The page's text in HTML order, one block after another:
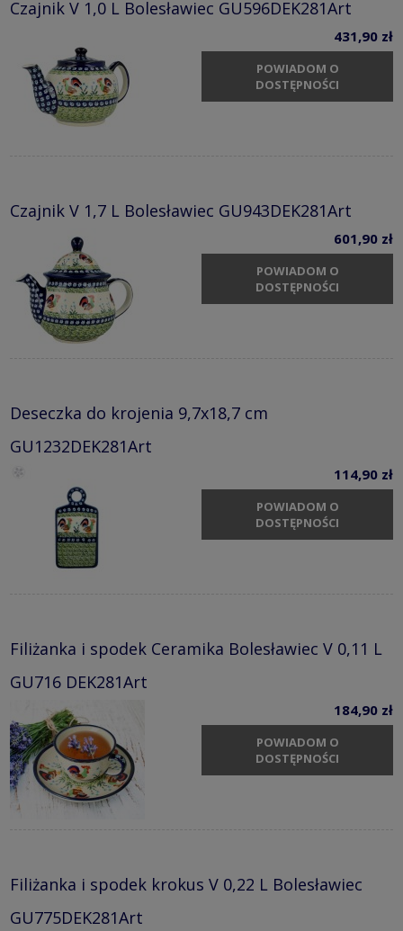
Czajnik V 1,0 L Bolesławiec GU596DEK281Art
431,90 zł
POWIADOM O
DOSTĘPNOŚCI
Czajnik V 1,7 L Bolesławiec GU943DEK281Art
601,90 zł
POWIADOM O
DOSTĘPNOŚCI
Deseczka do krojenia 9,7x18,7 cm
GU1232DEK281Art
114,90 zł
POWIADOM O
DOSTĘPNOŚCI
Filiżanka i spodek Ceramika Bolesławiec V 0,11 L
GU716 DEK281Art
184,90 zł
POWIADOM O
DOSTĘPNOŚCI
Filiżanka i spodek krokus V 0,22 L Bolesławiec
GU775DEK281Art